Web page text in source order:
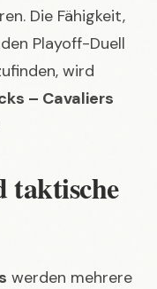
Die Fähigkeit,
Playoff-Duell
wird
– Cavaliers
taktische
werden mehrere